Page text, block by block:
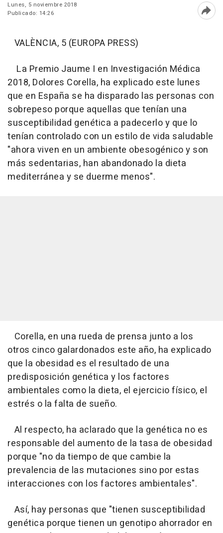
Lunes, 5 noviembre 2018
Publicado: 14:26
VALÈNCIA, 5 (EUROPA PRESS)
La Premio Jaume I en Investigación Médica
2018, Dolores Corella, ha explicado este lunes
que en España se ha disparado las personas con
sobrepeso porque aquellas que tenían una
susceptibilidad genética a padecerlo y que lo
tenían controlado con un estilo de vida saludable
"ahora viven en un ambiente obesogénico y son
más sedentarias, han abandonado la dieta
mediterránea y se duerme menos".
Corella, en una rueda de prensa junto a los
otros cinco galardonados este año, ha explicado
que la obesidad es el resultado de una
predisposición genética y los factores
ambientales como la dieta, el ejercicio físico, el
estrés o la falta de sueño.
Al respecto, ha aclarado que la genética no es
responsable del aumento de la tasa de obesidad
porque "no da tiempo de que cambie la
prevalencia de las mutaciones sino por estas
interacciones con los factores ambientales".
Así, hay personas que "tienen susceptibilidad
genética porque tienen un genotipo ahorrador en